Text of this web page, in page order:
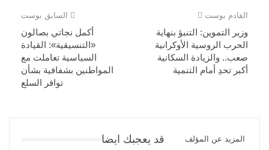
السابق بوست
أكمل نجاتي بصالون
«التنسيقية»: القيادة
السياسية تعاملت مع
المواطنين بشفافية بشأن
توافر السلع
القادم بوست
وزير التموين: التنبؤ بنهاية
الحرب الروسية الأوكرانية
صعب.. والزيادة السكانية
أكبر تحدِ أمام التنمية
قد يعجبك ايضا المزيد عن المؤلف